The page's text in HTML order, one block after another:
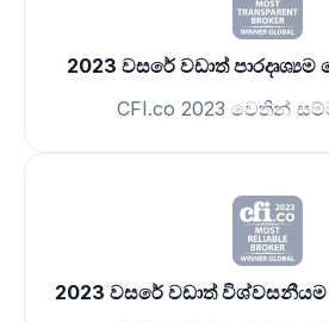
2023 වසරේ වඩාත්
CFI.co 2023 වෙතින්
2023 වසරේ වඩාත්